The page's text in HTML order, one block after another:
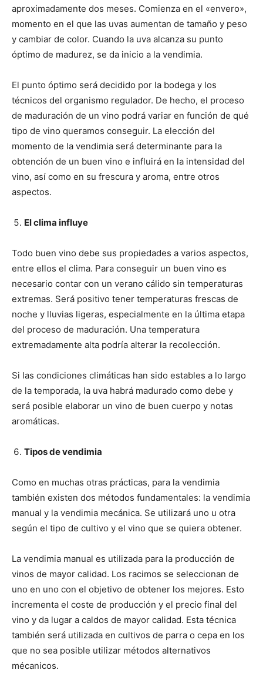
aproximadamente dos meses. Comienza en el «envero»,
momento en el que las uvas aumentan de tamaño y peso
y cambiar de color. Cuando la uva alcanza su punto
óptimo de madurez, se da inicio a la vendimia.
El punto óptimo será decidido por la bodega y los
técnicos del organismo regulador. De hecho, el proceso
de maduración de un vino podrá variar en función de qué
tipo de vino queramos conseguir. La elección del
momento de la vendimia será determinante para la
obtención de un buen vino e influirá en la intensidad del
vino, así como en su frescura y aroma, entre otros
aspectos.
El clima influye
Todo buen vino debe sus propiedades a varios aspectos,
entre ellos el clima. Para conseguir un buen vino es
necesario contar con un verano cálido sin temperaturas
extremas. Será positivo tener temperaturas frescas de
noche y lluvias ligeras, especialmente en la última etapa
del proceso de maduración. Una temperatura
extremadamente alta podría alterar la recolección.
Si las condiciones climáticas han sido estables a lo largo
de la temporada, la uva habrá madurado como debe y
será posible elaborar un vino de buen cuerpo y notas
aromáticas.
Tipos de vendimia
Como en muchas otras prácticas, para la vendimia
también existen dos métodos fundamentales: la vendimia
manual y la vendimia mecánica. Se utilizará uno u otra
según el tipo de cultivo y el vino que se quiera obtener.
La vendimia manual es utilizada para la producción de
vinos de mayor calidad. Los racimos se seleccionan de
uno en uno con el objetivo de obtener los mejores. Esto
incrementa el coste de producción y el precio final del
vino y da lugar a caldos de mayor calidad. Esta técnica
también será utilizada en cultivos de parra o cepa en los
que no sea posible utilizar métodos alternativos
mécanicos.